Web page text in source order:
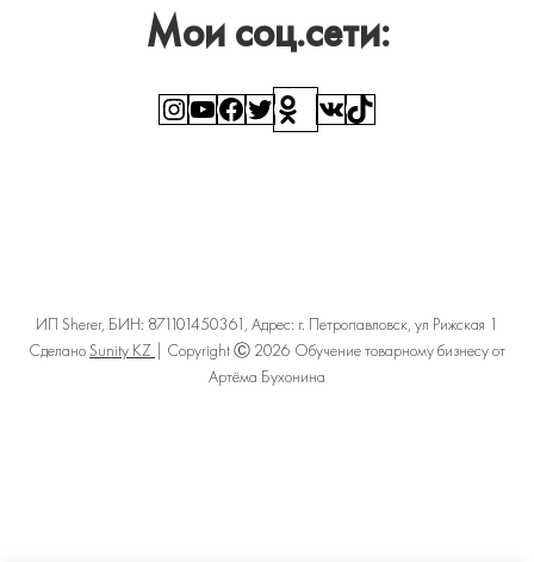
Мои соц.сети:
Instagram
YouTube
Facebook
TwitterСсылкаВКонтакте
TikTok
ИП Sherer, БИН: 871101450361, Адрес: г. Петропавловск, ул Рижская 1
Сделано Sunity KZ | Copyright Ⓒ 2026 Обучение товарному бизнесу от
Артёма Бухонина